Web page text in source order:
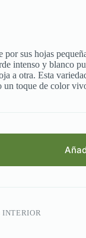
sus hojas
intenso y blanco
a otra. Esta
un toque de color
INTERIOR